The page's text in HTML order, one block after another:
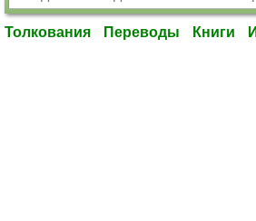
Толкования Переводы Книги